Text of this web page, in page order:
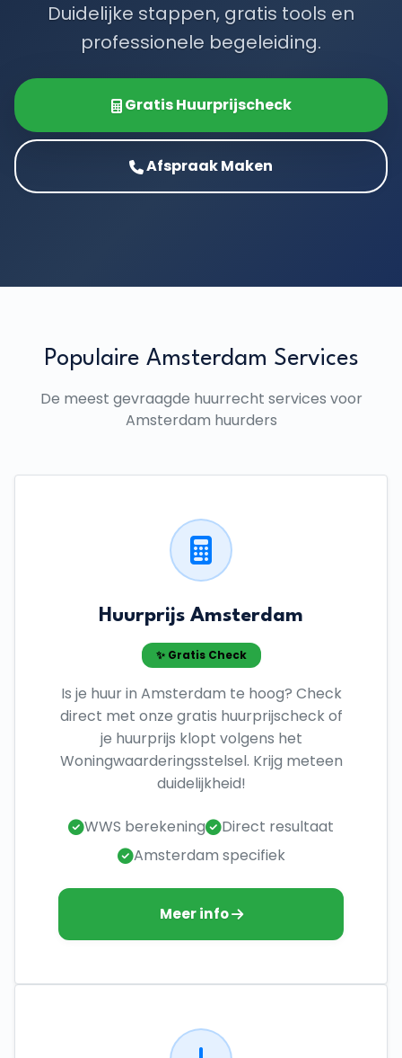
Duidelijke stappen, gratis tools en
professionele begeleiding.
Gratis Huurprijscheck
Afspraak Maken
Populaire Amsterdam Services
De meest gevraagde huurrecht services voor
Amsterdam huurders
Huurprijs Amsterdam
✨ Gratis Check
Is je huur in Amsterdam te hoog? Check
direct met onze gratis huurprijscheck of
je huurprijs klopt volgens het
Woningwaarderingsstelsel. Krijg meteen
duidelijkheid!
WWS berekening
Direct resultaat
Amsterdam specifiek
Meer info